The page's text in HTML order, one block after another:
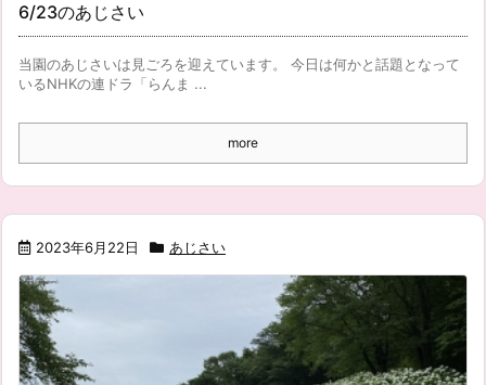
6/23のあじさい
当園のあじさいは見ごろを迎えています。 今日は何かと話題となって
いるNHKの連ドラ「らんま ...
more
2023年6月22日 あじさい